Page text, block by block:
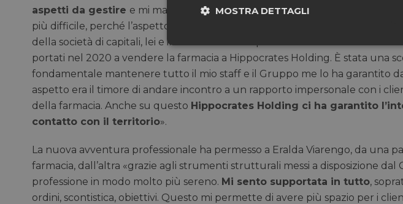
aspetti da gestire e mi mancava il tempo per la professione del farmacista:
più difficile, perché l’aspetto finanziario era preponderante». Per questo fin
della società di capitali, lei e il merito iniziano a pensare di vendere.
portati nel 2020 a vendere la farmacia a Hippocrates Holding. È stata una
fondamentale mantenere tutto il mio staff e il Gruppo me lo ha garantito
aspetto era il timore di andare incontro a un rapporto impersonale con i
della farmacia. Anche su questo Hippocrates Holding ci ha garantito
contatto con il territorio».
La nuova avventura professionale ha permesso a Eralda Viarengo, da una
farmacia, dall’altra «grazie agli strumenti strutturali messi a disposizione dal
professione in modo molto più sereno. Mi sento supportata in tutto,
ordini, scontistica, obiettivi. Questo mi permette di avere più spazio per i
MOSTRA DETTAGLI
Necessari
I cookie necessari contribuiscono a rendere fruibile il sito
e l'accesso alle aree protette del sito. Il sito web non è in
FORNITORE/
DOMINIO
SCADENZA